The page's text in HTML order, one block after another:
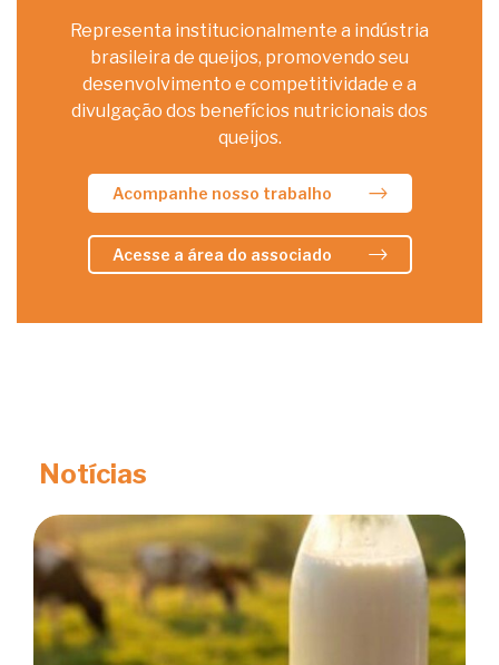
Representa institucionalmente a indústria
brasileira de queijos, promovendo seu
desenvolvimento e competitividade e a
divulgação dos benefícios nutricionais dos
queijos.
Acompanhe nosso trabalho
Acesse a área do associado
Notícias